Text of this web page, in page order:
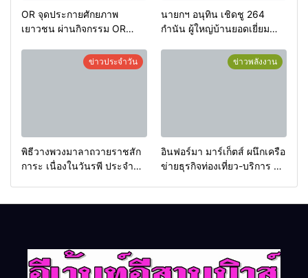
OR จุดประกายศักยภาพ
เยาวชน ผ่านกิจกรรม OR
นายกฯ อนุทิน เชิดชู 264
กำนัน ผู้ใหญ่บ้านยอดเยี่ยม
เกียรติยศแห่งการเสียสละ”
ข่าวประจำวัน
พิธีวางพวงมาลาถวายราชสัก
การะ เนื่องในวันรพี ประจำปี
ข่าวพลังงาน
อินฟอร์มา มาร์เก็ตส์ ผนึกเครือ
ข่ายธุรกิจท่องเที่ยว-บริการ จัด